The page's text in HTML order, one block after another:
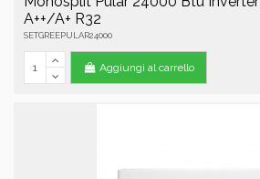
A++/A+ R32
SETGREEPULAR24000
Aggiungi al carrello